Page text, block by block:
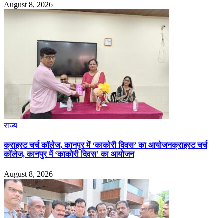
August 8, 2026
राज्य
क्राइस्ट चर्च कॉलेज, कानपुर में ‘काकोरी दिवस’ का आयोजनक्राइस्ट चर्च
कॉलेज, कानपुर में ‘काकोरी दिवस’ का आयोजन
August 8, 2026